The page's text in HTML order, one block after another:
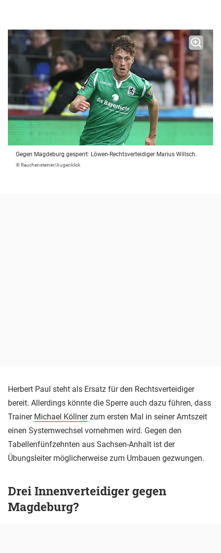
Gegen Magdeburg gesperrt: Löwen-Rechtsverteidiger Marius Willsch.
© Rauchensteiner/Augenklick
Herbert Paul steht als Ersatz für den Rechtsverteidiger
bereit. Allerdings könnte die Sperre auch dazu führen, dass
Trainer Michael Köllnerzum ersten Mal in seiner Amtszeit
einen Systemwechsel vornehmen wird. Gegen den
Tabellenfünfzehnten aus Sachsen-Anhalt ist der
Übungsleiter möglicherweise zum Umbauen gezwungen.
Drei Innenverteidiger gegen
Magdeburg?